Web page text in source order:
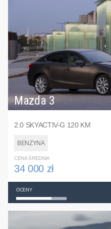
Mazda 3
2.0 SKYACTIV-G 120 KM
BENZYNA
CENA ŚREDNIA
34 000 zł
OCENY